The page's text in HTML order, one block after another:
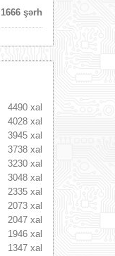
1666 şərh
4490 xal
4028 xal
3945 xal
3738 xal
3230 xal
3048 xal
2335 xal
2073 xal
2047 xal
1946 xal
1347 xal